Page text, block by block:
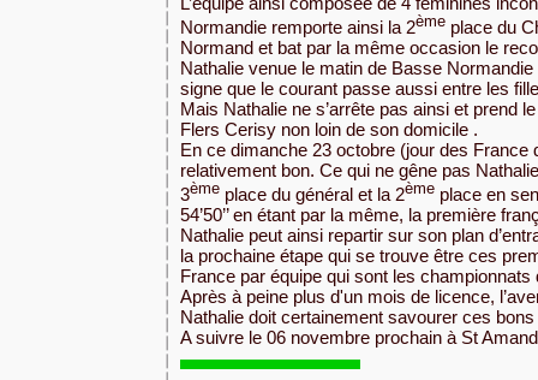
Normandie remporte ainsi la 2ème place du
Normand et bat par la même occasion le
Nathalie venue le matin de Basse
signe que le courant passe aussi entre les
Mais Nathalie ne s’arrête pas ainsi et prend
Flers Cerisy non loin de son domicile .
En ce dimanche 23 octobre (jour des France
relativement bon. Ce qui ne gêne pas
3ème place du général et la 2ème place en
54’50’’ en étant par la même, la première
Nathalie peut ainsi repartir sur son plan
la prochaine étape qui se trouve être ces
France par équipe qui sont les championnats
Après à peine plus d'un mois de licence,
Nathalie doit certainement savourer ces
A suivre le 06 novembre prochain à St